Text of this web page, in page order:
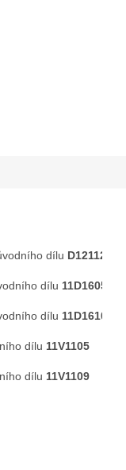
dílu D121125
dílu 11D1605
dílu 11D1610
dílu 11V1105
dílu 11V1109